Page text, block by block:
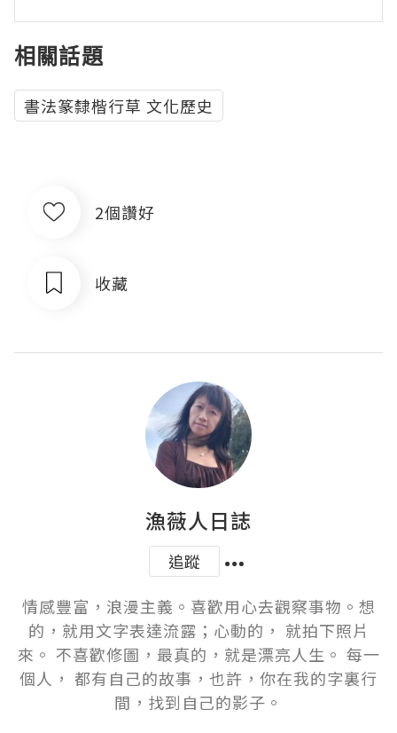
相關話題
書法篆隸楷行草 文化歷史
2個讚好
收藏
漁薇人日誌
追蹤
情感豐富，浪漫主義。喜歡用心去觀察事物。想
的，就用文字表達流露；心動的， 就拍下照片
來。 不喜歡修圖，最真的，就是漂亮人生。 每一
個人， 都有自己的故事，也許，你在我的字裏行
間，找到自己的影子。